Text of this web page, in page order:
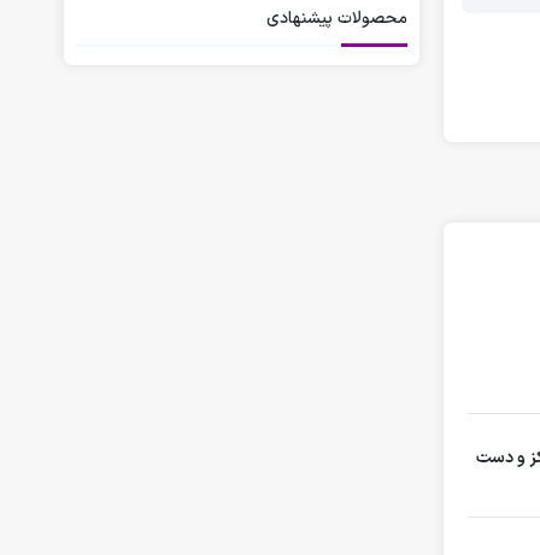
و دست
محصولات پیشنهادی